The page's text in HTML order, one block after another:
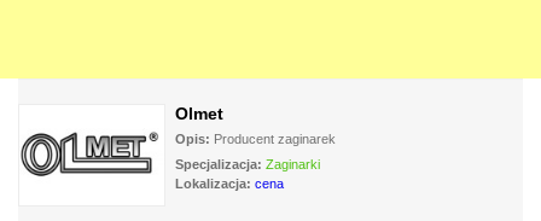
Olmet
Opis: Producent zaginarek
Specjalizacja: Zaginarki
Lokalizacja: cena